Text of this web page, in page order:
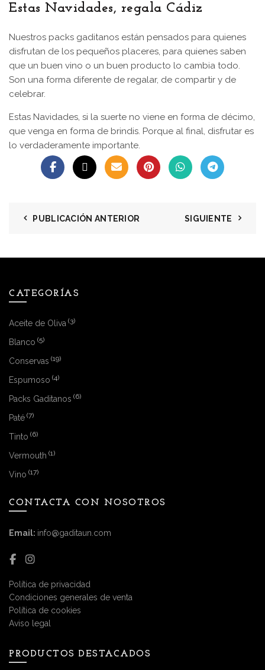
Estas Navidades, regala Cádiz
Nuestros packs gaditanos están pensados para quienes
disfrutan de los pequeños placeres, para quienes saben
que un buen vino o un buen producto lo cambia todo.
Son una forma diferente de regalar, de compartir y de
celebrar.
Estas Navidades, si la suerte no viene en forma de décimo,
que venga en forma de brindis. Porque al final, disfrutar es
lo verdaderamente importante.
PUBLICACIÓN ANTERIOR SIGUIENTE
CATEGORÍAS
Aceite de Oliva (3)
Blanco (5)
Conservas (19)
Espumoso (4)
Packs Gaditanos (6)
Paté (7)
Tinto (6)
Vermouth (1)
Vino (17)
CONTACTA CON NOSOTROS
Email: info@gaditaun.com
Política de privacidad
Condiciones generales de venta
Política de cookies
Aviso legal
PRODUCTOS DESTACADOS